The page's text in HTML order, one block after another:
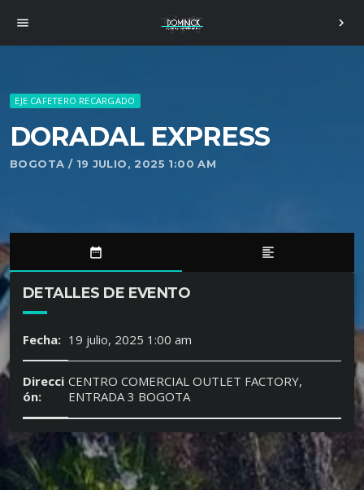
menu chevron_right
EJE CAFETERO RECARGADO
DORADAL EXPRESS
BOGOTA / 19 JULIO, 2025 1:00 AM
date_range format_align_left
DETALLES DE EVENTO
Fecha: 19 julio, 2025 1:00 am
Direcci
ón:
CENTRO COMERCIAL OUTLET FACTORY,
ENTRADA 3 BOGOTA